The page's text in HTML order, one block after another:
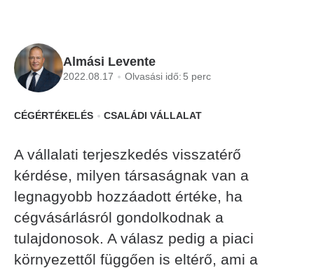
Almási Levente
2022.08.17 Olvasási idő: 5 perc
CÉGÉRTÉKELÉS CSALÁDI VÁLLALAT
A vállalati terjeszkedés visszatérő
kérdése, milyen társaságnak van a
legnagyobb hozzáadott értéke, ha
cégvásárlásról gondolkodnak a
tulajdonosok. A válasz pedig a piaci
környezettől függően is eltérő, ami a